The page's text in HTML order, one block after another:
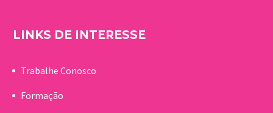
LINKS DE INTERESSE
Trabalhe Conosco
Formação